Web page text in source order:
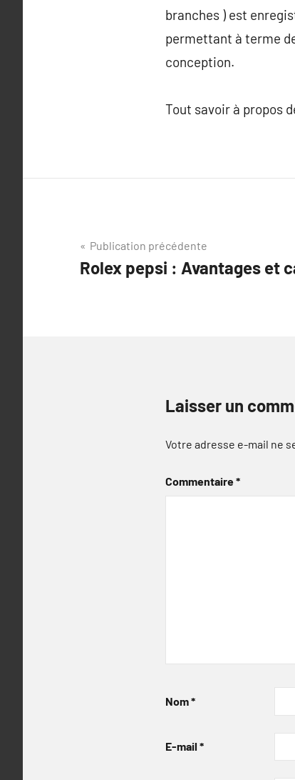
branches ) est
permettant à terme
conception.
Tout savoir à propos
Navigation
de
Publication précédente
Rolex pepsi : Avantages et
Laisser un
Votre adresse e-mail ne
Commentaire*
Nom*
E-mail *